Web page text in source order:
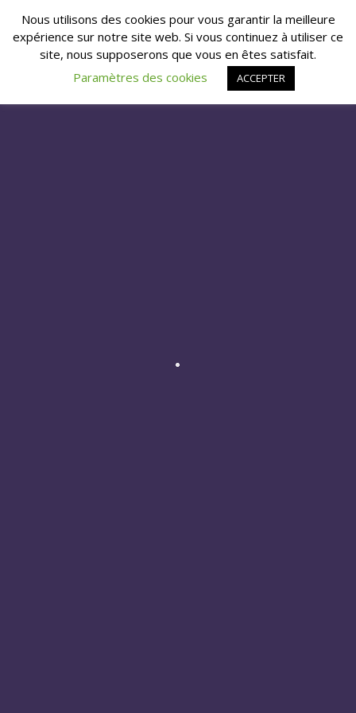
Nous utilisons des cookies pour vous garantir la meilleure
expérience sur notre site web. Si vous continuez à utiliser ce
site, nous supposerons que vous en êtes satisfait.
Paramètres des cookies
ACCEPTER